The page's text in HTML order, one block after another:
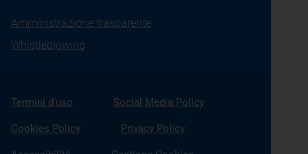
Amministrazione trasparente
Whistleblowing
Termini d'uso Social Media Policy
Cookies Policy Privacy Policy